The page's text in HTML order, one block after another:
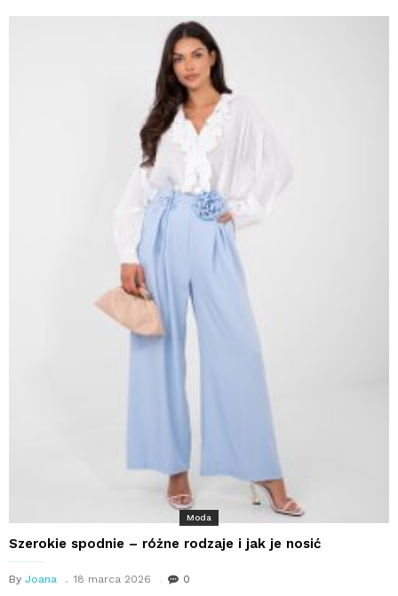
Moda
Szerokie spodnie – różne rodzaje i jak je nosić
By Joana 18 marca 2026 0